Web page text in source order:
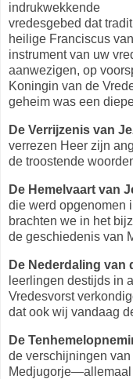
indrukwekkende
vredesgebed dat
heilige Franciscus
instrument van uw
aanwezigen, op
Koningin van de
geheim was een
De Verrijzenis van
verrezen Heer zijn
de troostende
De Hemelvaart van
die werd opgenomen
brachten we in het
de geschiedenis van
De Nederdaling van
leerlingen destijds in
Vredesvorst
dat ook wij vandaag
De
de verschijningen
Medjugorje—allemaal